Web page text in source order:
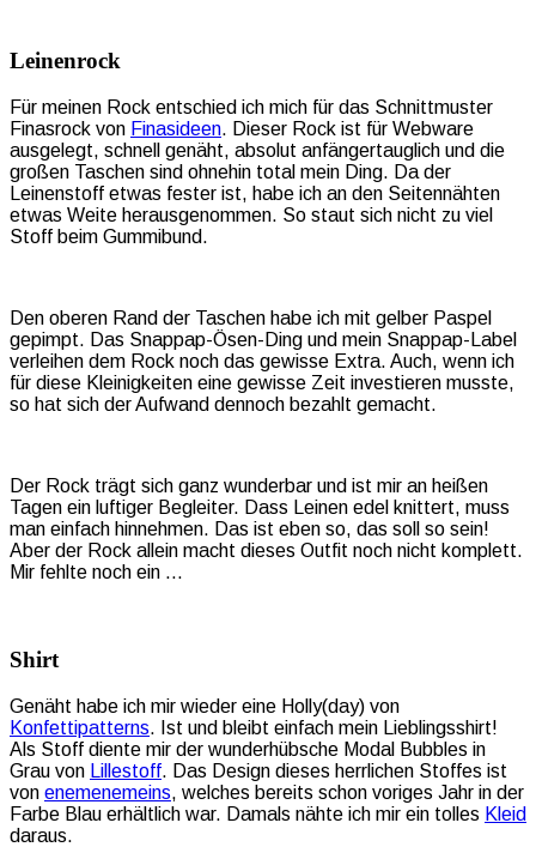
Leinenrock
Für meinen Rock entschied ich mich für das Schnittmuster
Finasrock von Finasideen. Dieser Rock ist für Webware
ausgelegt, schnell genäht, absolut anfängertauglich und die
großen Taschen sind ohnehin total mein Ding. Da der
Leinenstoff etwas fester ist, habe ich an den Seitennähten
etwas Weite herausgenommen. So staut sich nicht zu viel
Stoff beim Gummibund.
Den oberen Rand der Taschen habe ich mit gelber Paspel
gepimpt. Das Snappap-Ösen-Ding und mein Snappap-Label
verleihen dem Rock noch das gewisse Extra. Auch, wenn ich
für diese Kleinigkeiten eine gewisse Zeit investieren musste,
so hat sich der Aufwand dennoch bezahlt gemacht.
Der Rock trägt sich ganz wunderbar und ist mir an heißen
Tagen ein luftiger Begleiter. Dass Leinen edel knittert, muss
man einfach hinnehmen. Das ist eben so, das soll so sein!
Aber der Rock allein macht dieses Outfit noch nicht komplett.
Mir fehlte noch ein …
Shirt
Genäht habe ich mir wieder eine Holly(day) von
Konfettipatterns. Ist und bleibt einfach mein Lieblingsshirt!
Als Stoff diente mir der wunderhübsche Modal Bubbles in
Grau von Lillestoff. Das Design dieses herrlichen Stoffes ist
von enemenemeins, welches bereits schon voriges Jahr in der
Farbe Blau erhältlich war. Damals nähte ich mir ein tolles Kleid
daraus.